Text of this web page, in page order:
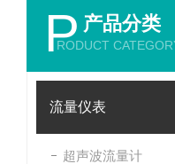
P 产品分类
RODUCT
流量仪表
超声波流量计